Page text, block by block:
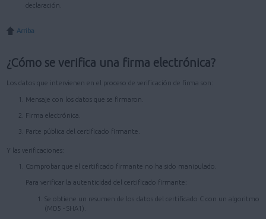
declaración.
Arriba
¿Cómo se verifica una firma electrónica?
Los datos que intervienen en el proceso de verificación de firma son:
Mensaje con los datos que se firmaron.
Firma electrónica.
Parte pública del certificado firmante.
Y las verificaciones:
Comprobar que el certificado firmante no ha sido manipulado.
Para verificar la autenticidad del certificado firmante:
Se obtiene un resumen de los datos del certificado C con un algoritmo
(MD5 - SHA1).